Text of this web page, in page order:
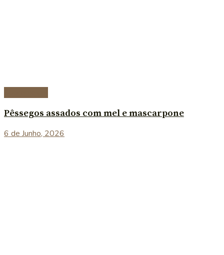
Pêssegos assados com mel e mascarpone
6 de Junho, 2026